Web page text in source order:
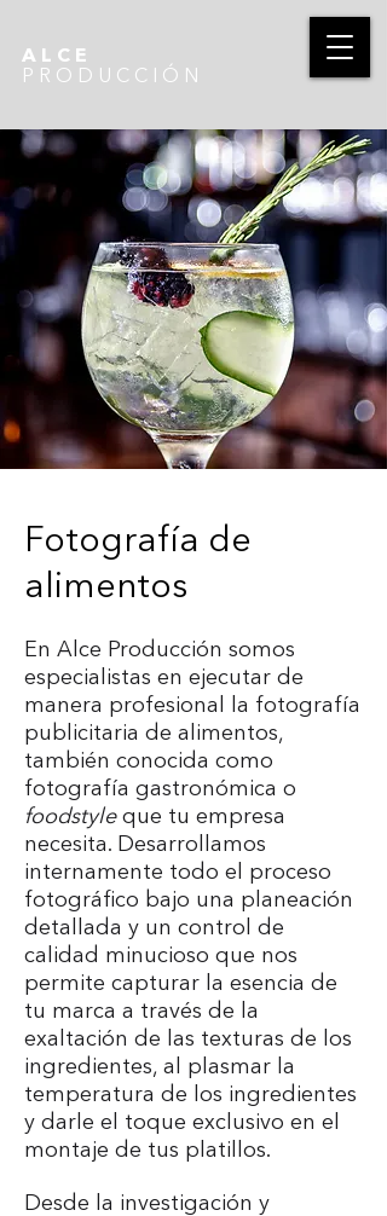
ALCE
PRODUCCIÓN
Fotografía de
alimentos
En Alce Producción somos
especialistas en ejecutar de
manera profesional la fotografía
publicitaria de alimentos,
también conocida como
fotografía gastronómica o
foodstyleque tu empresa
necesita. Desarrollamos
internamente todo el proceso
fotográfico bajo una planeación
detallada y un control de
calidad minucioso que nos
permite capturar la esencia de
tu marca a través de la
exaltación de las texturas de los
ingredientes, al plasmar la
temperatura de los ingredientes
y darle el toque exclusivo en el
montaje de tus platillos.
Desde la investigación y